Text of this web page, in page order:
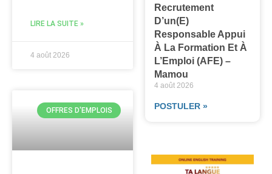
LIRE LA SUITE »
4 août 2026
OFFRES D'EMPLOIS
Recrutement
D’un(e)
Responsable Appui
À La Formation Et À
L’Emploi (AFE) –
Mamou
4 août 2026
POSTULER »